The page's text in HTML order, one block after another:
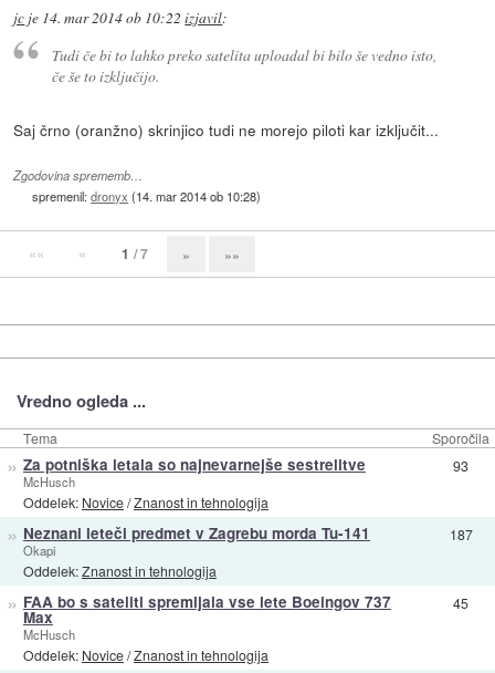
jc je 14. mar 2014 ob 10:22 izjavil:
Tudi če bi to lahko preko satelita uploadal bi bilo še vedno isto,
če še to izključijo.
Saj črno (oranžno) skrinjico tudi ne morejo piloti kar izključit...
Zgodovina sprememb…
spremenil:dronyx (14. mar 2014 ob 10:28)
«« « 1 / 7 » »»
Vredno ogleda ...
Tema Sporočila
» Za potniška letala so najnevarnejše sestrelitve
McHusch
Oddelek: Novice/Znanost in tehnologija
93
» Neznani leteči predmet v Zagrebu morda Tu-141
Okapi
Oddelek:Znanost in tehnologija
187
» FAA bo s sateliti spremljala vse lete Boeingov 737
Max
McHusch
Oddelek: Novice/Znanost in tehnologija
45